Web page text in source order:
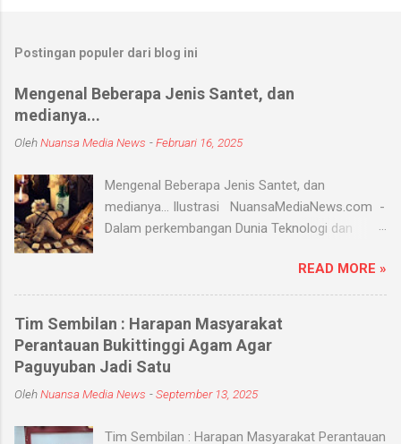
Postingan populer dari blog ini
Mengenal Beberapa Jenis Santet, dan
medianya...
OlehNuansa Media News -Februari 16, 2025
Mengenal Beberapa Jenis Santet, dan
medianya... Ilustrasi NuansaMediaNews.com -
Dalam perkembangan Dunia Teknologi dan
yang hingga saat ini masih ada dan berkembang
di masyarakat. Menurut Kamus Besar Bahasa
Indonesia (KBBI) santet berarti sihir, menyihir.
Ilmu Santet merupakan aliran ilmu hitam yang
digunakan untuk mengendalikan alam seperti
supranatural dari paranormal. Biasanya, santet
READ MORE »
Tim Sembilan : Harapan Masyarakat
Perantauan Bukittinggi Agam Agar
Paguyuban Jadi Satu
OlehNuansa Media News -September 13, 2025
Tim Sembilan : Harapan Masyarakat Perantauan